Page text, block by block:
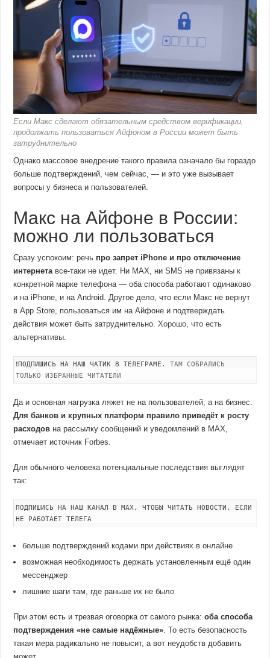
Если Макс сделают обязательным средством верификации,
продолжать пользоваться Айфоном в России может быть
затруднительно
Однако массовое внедрение такого правила означало бы гораздо
больше подтверждений, чем сейчас, — и это уже вызывает
вопросы у бизнеса и пользователей.
Макс на Айфоне в России:
можно ли пользоваться
Сразу успокоим: речь про запрет iPhone и про отключение
интернета все-таки не идет. Ни MAX, ни SMS не привязаны к
конкретной марке телефона — оба способа работают одинаково
и на iPhone, и на Android. Другое дело, что если Макс не вернут
в App Store, пользоваться им на Айфоне и подтверждать
действия может быть затруднительно.Хорошо, что есть
альтернативы
❗ПОДПИШИСЬ НА НАШ ЧАТИК В ТЕЛЕГРАМЕ . ТАМ СОБРАЛИСЬ
ТОЛЬКО ИЗБРАННЫЕ ЧИТАТЕЛИ
Да и основная нагрузка ляжет не на пользователей, а на бизнес.
Для банков и крупных платформ правило приведёт к росту
расходов на рассылку сообщений и уведомлений в MAX,
отмечает источник Forbes.
Для обычного человека потенциальные последствия выглядят
так:
ПОДПИШИСЬ НА НАШ КАНАЛ В MAX, ЧТОБЫ ЧИТАТЬ НОВОСТИ, ЕСЛИ
НЕ РАБОТАЕТ ТЕЛЕГА
больше подтверждений кодами при действиях в онлайне
возможная необходимость держать установленным ещё один
мессенджер
лишние шаги там, где раньше их не было
При этом есть и трезвая оговорка от самого рынка:оба способа
подтверждения «не самые надёжные» . То есть безопасность
такая мера радикально не повысит, а вот неудобств добавить